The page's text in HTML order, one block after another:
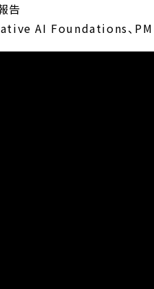
告
AI Foundations、